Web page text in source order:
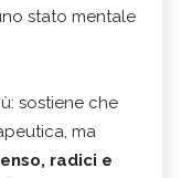
stato mentale
sostiene che
ma
radici e